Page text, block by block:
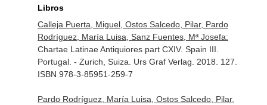
Libros
Calleja Puerta, Miguel, Ostos Salcedo, Pilar, Pardo
Rodríguez, María Luisa, Sanz Fuentes, Mª Josefa:
Chartae Latinae Antiquiores part CXIV. Spain III.
Portugal. - Zurich, Suiza. Urs Graf Verlag. 2018. 127.
ISBN 978-3-85951-259-7
Pardo Rodríguez, María Luisa, Ostos Salcedo, Pilar,